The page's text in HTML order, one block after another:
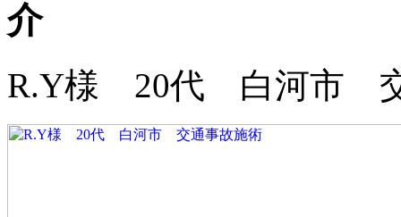
R.Y様 20代 白河市